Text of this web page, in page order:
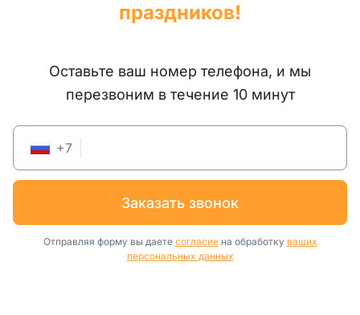
праздников!
Оставьте ваш номер телефона, и мы
перезвоним в течение 10 минут
+7
заказать звонок
Отправляя форму вы даете согласиена обработку ваших
персональных данных